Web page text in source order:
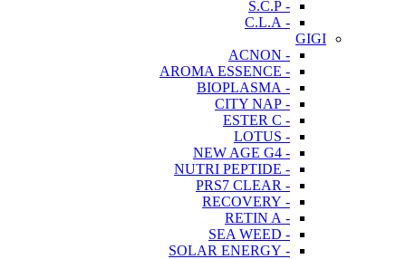
- S.C.P
- C.L.A
GIGI
- ACNON
- AROMA ESSENCE
- BIOPLASMA
- CITY NAP
- ESTER C
- LOTUS
- NEW AGE G4
- NUTRI PEPTIDE
- PRS7 CLEAR
- RECOVERY
- RETIN A
- SEA WEED
- SOLAR ENERGY